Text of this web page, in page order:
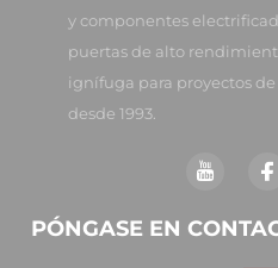
y componentes
puertas de alto
ignífuga para proyectos
desde 1993.
PÓNGASE EN